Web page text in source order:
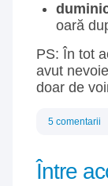
oară
PS: În tot
avut
doar de
5 comentarii
Între